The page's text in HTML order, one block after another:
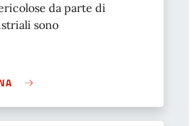
da parte di
sono